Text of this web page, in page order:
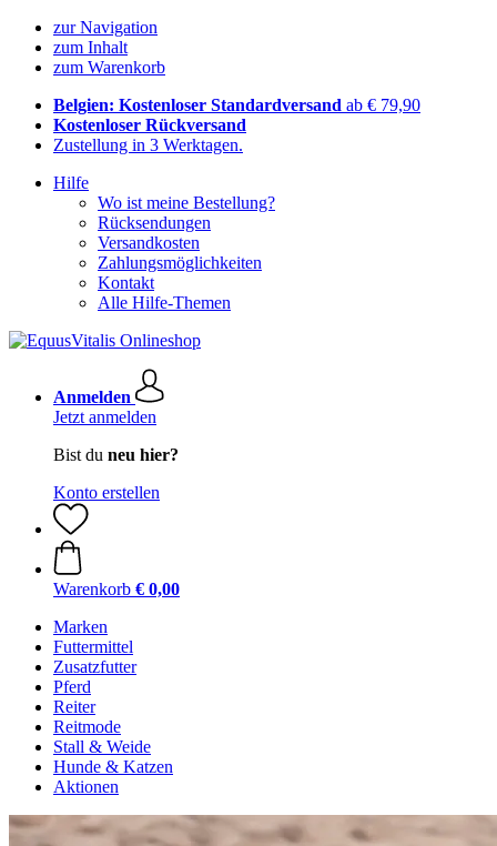
zur Navigation
zum Inhalt
zum Warenkorb
Belgien: Kostenloser Standardversand ab € 79,90
Kostenloser Rückversand
Zustellung in 3 Werktagen.
Hilfe
Wo ist meine Bestellung?
Rücksendungen
Versandkosten
Zahlungsmöglichkeiten
Kontakt
Alle Hilfe-Themen
Anmelden
Jetzt anmelden
Bist du neu hier?
Konto erstellen
Warenkorb € 0,00
Marken
Futtermittel
Zusatzfutter
Pferd
Reiter
Reitmode
Stall & Weide
Hunde & Katzen
Aktionen